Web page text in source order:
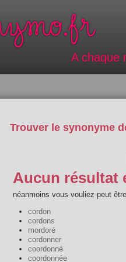
A chaque
Trouver le synonyme
Aucun résultat
néanmoins vous vouliez peut
cordon
cordons
mordoré
cordonner
coordonné
coordonnée